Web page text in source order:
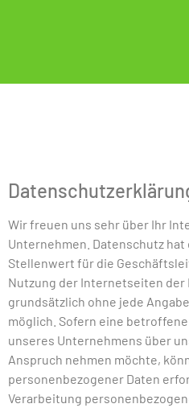
Wir freuen uns sehr über Ihr
Unternehmen. Datenschutz
Stellenwert für die
Nutzung der Internetseiten der
grundsätzlich ohne jede
möglich. Sofern eine
unseres Unternehmens über
Anspruch nehmen möchte,
personenbezogener Daten
Verarbeitung